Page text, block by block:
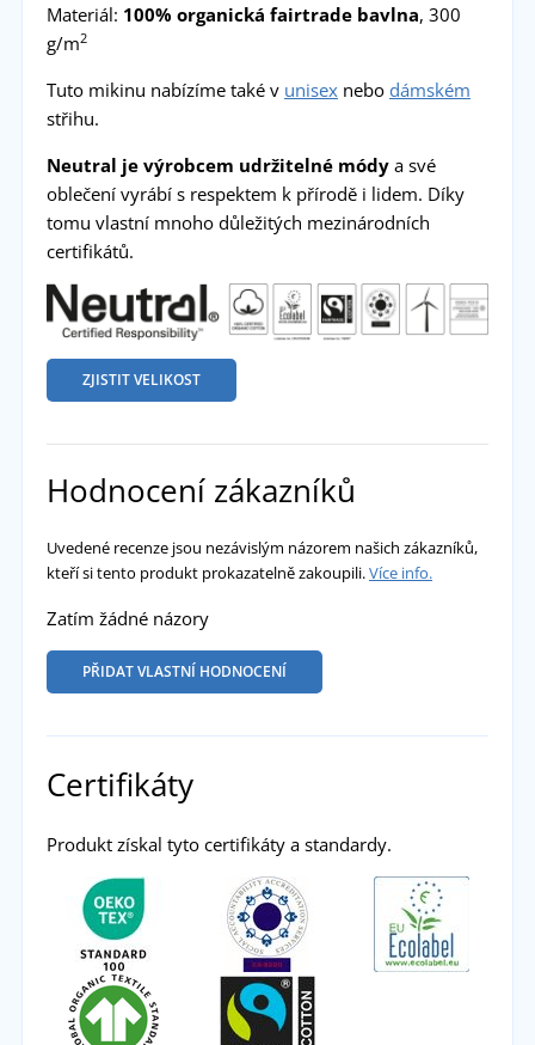
Materiál: 100% organická fairtrade bavlna, 300
g/m2
Tuto mikinu nabízíme také v unisex nebo dámském
střihu.
Neutral je výrobcem udržitelné módya své
oblečení vyrábí s respektem k přírodě i lidem. Díky
tomu vlastní mnoho důležitých mezinárodních
certifikátů.
ZJISTIT VELIKOST
Hodnocení zákazníků
Uvedené recenze jsou nezávislým názorem našich zákazníků,
kteří si tento produkt prokazatelně zakoupili.Více info.
Zatím žádné názory
PŘIDAT VLASTNÍ HODNOCENÍ
Certifikáty
Produkt získal tyto certifikáty a standardy.